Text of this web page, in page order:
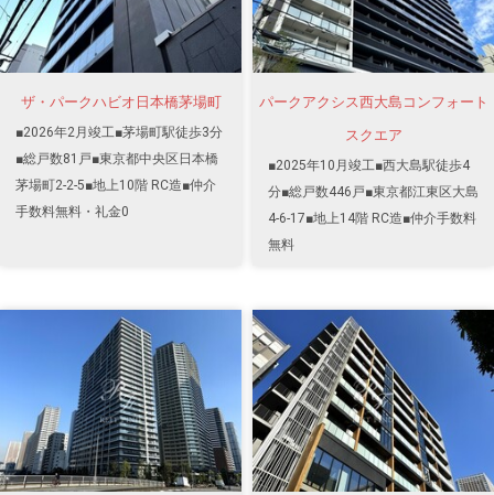
ザ・パークハビオ日本橋茅場町
■2026年2月竣工■茅場町駅徒歩3分
■総戸数81戸■東京都中央区日本橋
茅場町2-2-5■地上10階 RC造■仲介
手数料無料・礼金0
パークアクシス西大島コンフォート
スクエア
■2025年10月竣工■西大島駅徒歩4
分■総戸数446戸■東京都江東区大島
4-6-17■地上14階 RC造■仲介手数料
無料